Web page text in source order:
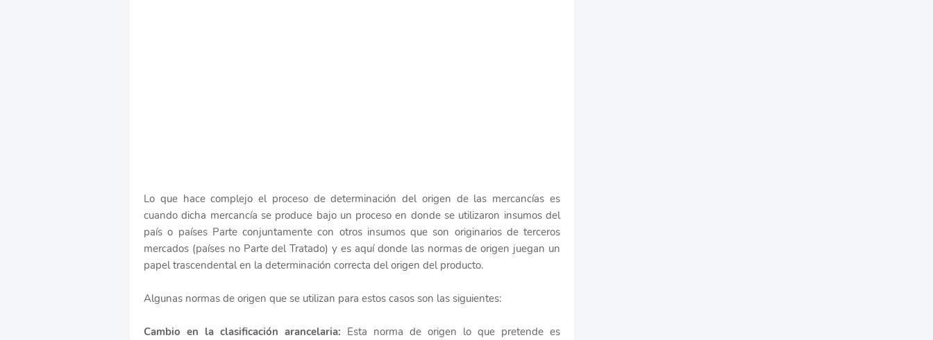
Lo que hace complejo el proceso de determinación del origen de las mercancías es
cuando dicha mercancía se produce bajo un proceso en donde se utilizaron insumos del
país o países Parte conjuntamente con otros insumos que son originarios de terceros
mercados (países no Parte del Tratado) y es aquí donde las normas de origen juegan un
papel trascendental en la determinación correcta del origen del producto.
Algunas normas de origen que se utilizan para estos casos son las siguientes:
Cambio en la clasificación arancelaria: Esta norma de origen lo que pretende es